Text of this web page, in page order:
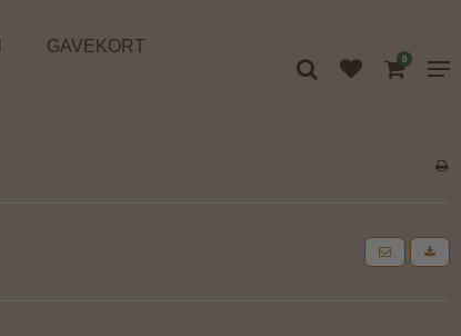
GAVEKORT
0